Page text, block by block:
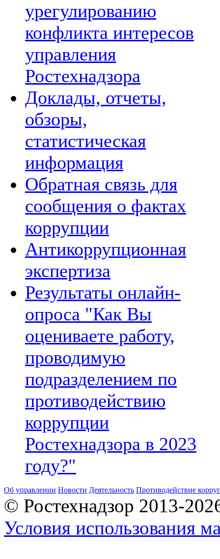
урегулированию
конфликта интересов
управления
Ростехнадзора
Доклады, отчеты,
обзоры,
статистическая
информация
Обратная связь для
сообщения о фактах
коррупции
Антикоррупционная
экспертиза
Результаты онлайн-
опроса "Как Вы
оцениваете работу,
проводимую
подразделением по
противодействию
коррупции
Ростехнадзора в 2023
году?"
Об управлении Новости Деятельность Противодействие
© Ростехнадзор 2013-
Условия использования